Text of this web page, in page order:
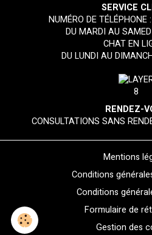
SERVICE
NUMÉRO DE TÉLÉPHONE
DU MARDI AU
CHAT EN
DU LUNDI AU
RENDEZ-
CONSULTATIONS SANS
Mentions
Conditions
Conditions
Formulaire de
Gestion des